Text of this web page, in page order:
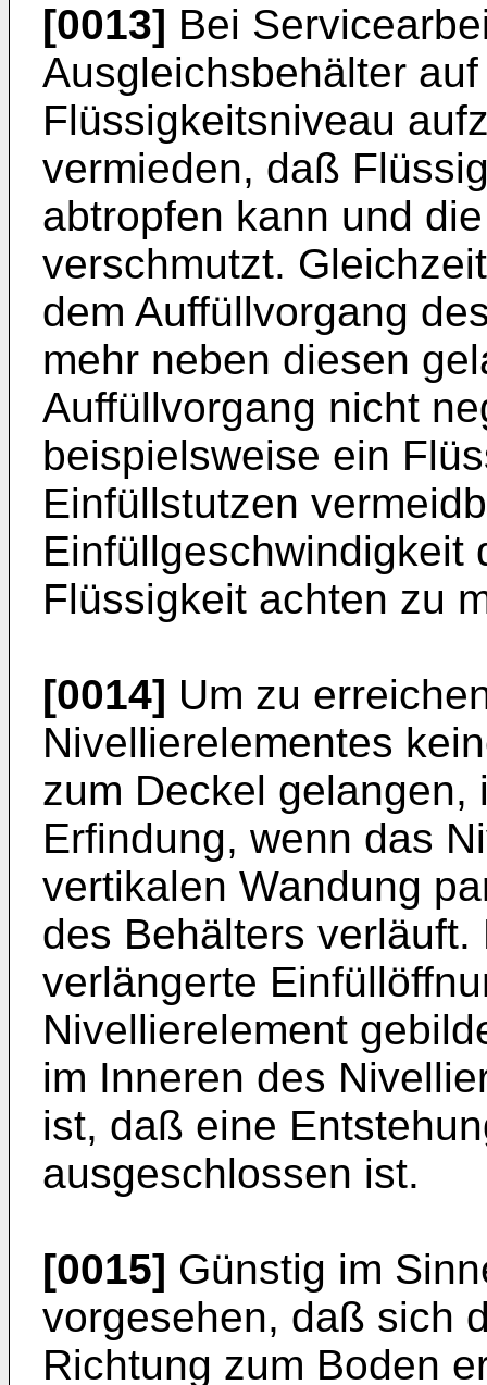
[0013] Bei
Ausgleichsbehälter
Flüssigkeitsniveau
vermieden, daß
abtropfen kann und
verschmutzt.
dem Auffüllvorgang
mehr neben diesen
Auffüllvorgang nicht
beispielsweise ein
Einfüllstutzen
Einfüllgeschwindigkeit
Flüssigkeit achten zu
[0014] Um zu
Nivellierelementes
zum Deckel
Erfindung, wenn das
vertikalen Wandung
des Behälters
verlängerte
Nivellierelement
im Inneren des
ist, daß eine
ausgeschlossen ist.
[0015] Günstig im
vorgesehen, daß sich
Richtung zum Boden